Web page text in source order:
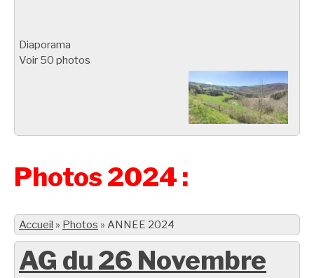
Diaporama
Voir 50 photos
Photos 2024 :
Accueil » Photos » ANNEE 2024
AG du 26 Novembre